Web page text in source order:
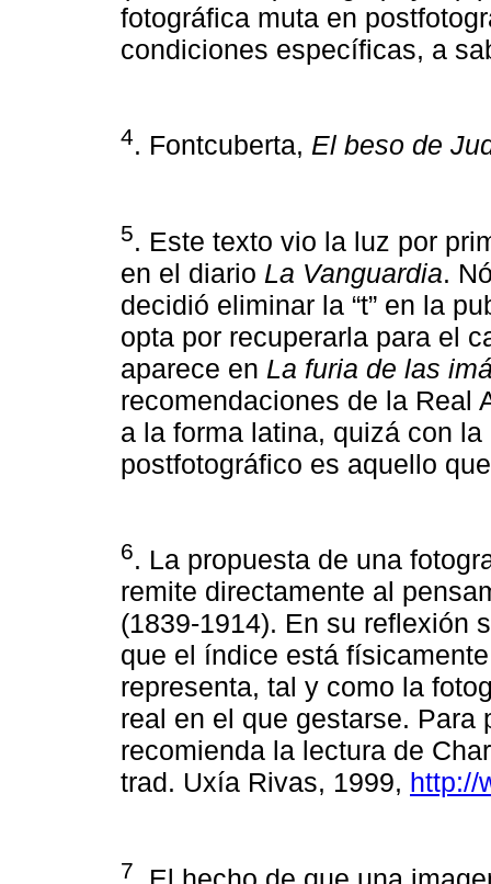
fotográfica muta en
condiciones específicas, a
4. Fontcuberta, El beso de
5. Este texto vio la luz por
en el diario La Vanguardia.
decidió eliminar la “t” en la
opta por recuperarla para el
aparece en La furia de las
recomendaciones de la Real
a la forma latina, quizá con
postfotográfico es aquello
6. La propuesta de una
remite directamente al
(1839-1914). En su reflexión
que el índice está
representa, tal y como la
real en el que gestarse. Para
recomienda la lectura de
trad. Uxía Rivas, 1999, http://
7